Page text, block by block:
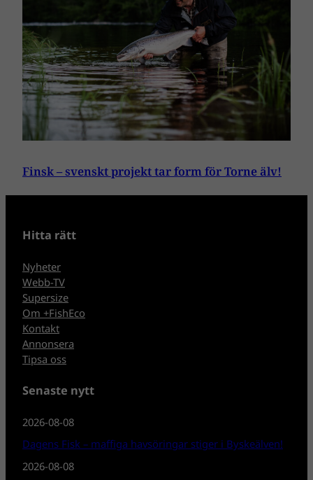
Finsk – svenskt projekt tar form för Torne älv!
Hitta rätt
Nyheter
Webb-TV
Supersize
Om +FishEco
Kontakt
Annonsera
Tipsa oss
Senaste nytt
2026-08-08
Dagens Fisk – maffiga havsöringar stiger i Byskeälven!
2026-08-08